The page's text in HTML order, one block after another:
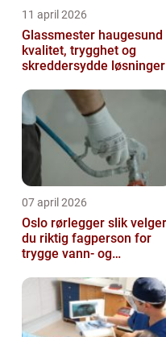
11 april 2026
Glassmester haugesund
kvalitet, trygghet og
skreddersydde løsninger
07 april 2026
Oslo rørlegger slik velger
du riktig fagperson for
trygge vann- og